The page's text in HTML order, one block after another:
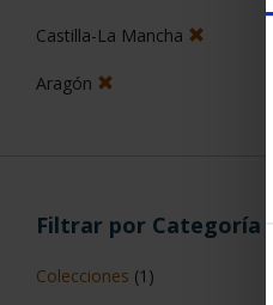
Castilla-La Mancha
Aragón
Filtrar por Categoría
Colecciones (1)